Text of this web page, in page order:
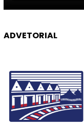
ADVETORIAL